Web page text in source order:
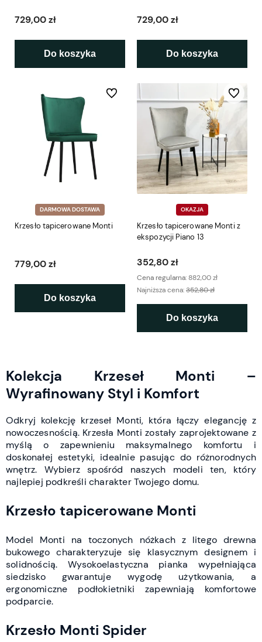
729,00 zł
Do koszyka
729,00 zł
Do koszyka
DARMOWA DOSTAWA
Krzesło tapicerowane Monti
779,00 zł
Do koszyka
Do ulubionych
OKAZJA
Krzesło tapicerowane Monti z
ekspozycji Piano 13
352,80 zł
Cena regularna:882,00 zł
Najniższa cena:352,80 zł
Do koszyka
Do
Kolekcja Krzeseł Monti –
Wyrafinowany Styl i Komfort
Odkryj kolekcję krzeseł Monti, która łączy elegancję z
nowoczesnością. Krzesła Monti zostały zaprojektowane z
myślą o zapewnieniu maksymalnego komfortu i
doskonałej estetyki, idealnie pasując do różnorodnych
wnętrz. Wybierz spośród naszych modeli ten, który
najlepiej podkreśli charakter Twojego domu.
Krzesło tapicerowane Monti
Model Monti na toczonych nóżkach z litego drewna
bukowego charakteryzuje się klasycznym designem i
solidnością. Wysokoelastyczna pianka wypełniająca
siedzisko gwarantuje wygodę użytkowania, a
ergonomiczne podłokietniki zapewniają komfortowe
podparcie.
Krzesło Monti Spider